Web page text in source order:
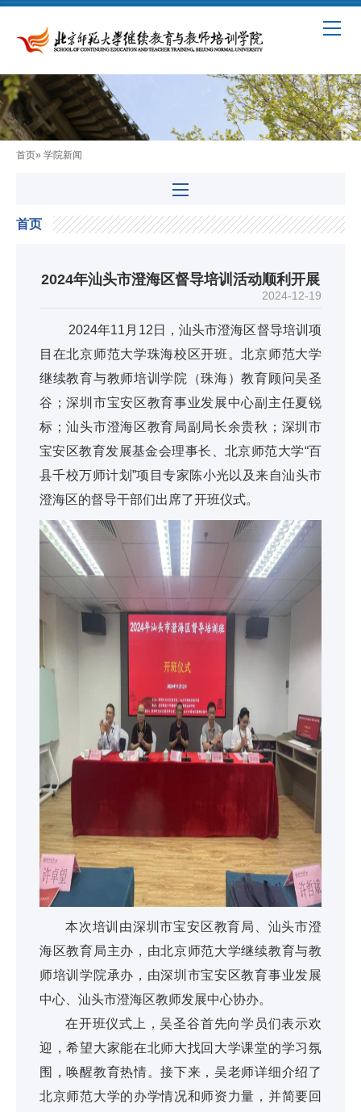
首页» 学院新闻
首页
2024年汕头市澄海区督导培训活动顺利开展
2024-12-19
2024年11月12日，汕头市澄海区督导培训项
目在北京师范大学珠海校区开班。北京师范大学
继续教育与教师培训学院（珠海）教育顾问吴圣
谷；深圳市宝安区教育事业发展中心副主任夏锐
标；汕头市澄海区教育局副局长余贵秋；深圳市
宝安区教育发展基金会理事长、北京师范大学“百
县千校万师计划”项目专家陈小光以及来自汕头市
澄海区的督导干部们出席了开班仪式。
本次培训由深圳市宝安区教育局、汕头市澄
海区教育局主办，由北京师范大学继续教育与教
师培训学院承办，由深圳市宝安区教育事业发展
中心、汕头市澄海区教师发展中心协办。
在开班仪式上，吴圣谷首先向学员们表示欢
迎，希望大家能在北师大找回大学课堂的学习氛
围，唤醒教育热情。接下来，吴老师详细介绍了
北京师范大学的办学情况和师资力量，并简要回